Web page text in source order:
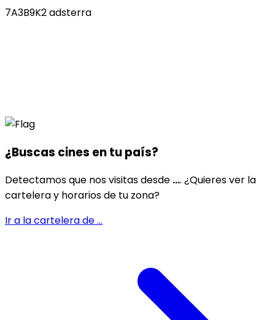
7A3B9K2 adsterra
¿Buscas cines entu país?
Detectamos que nos visitas desde .... ¿Quieres ver la
cartelera y horarios de tu zona?
Ir a la cartelera de...